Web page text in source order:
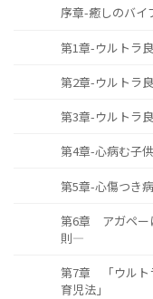
序章-癒しのバイ
第1章-ウルトラ
第2章-ウルトラ
第3章-ウルトラ
第4章-心病む子
第5章-心傷つき
第6章 アガペー
則―
第7章 「ウルト
育児法」